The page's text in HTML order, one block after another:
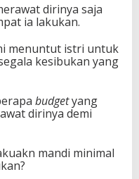
dirinya saja
ia lakukan.
menuntut istri untuk
kesibukan yang
budgetyang
dirinya demi
mandi minimal